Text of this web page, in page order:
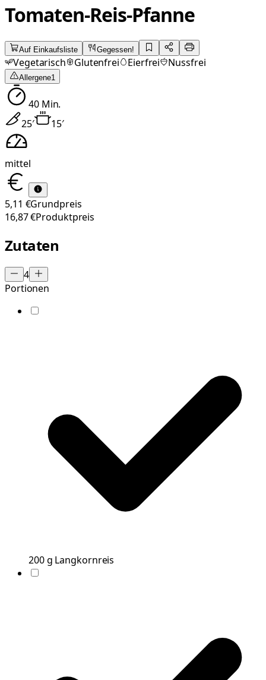
Tomaten-Reis-Pfanne
Auf Einkaufsliste Gegessen!
Vegetarisch Glutenfrei Eierfrei Nussfrei
Allergene1
40Min.
25′ 15′
mittel
5,11 €Grundpreis
16,87 €Produktpreis
Zutaten
4
Portionen
200g Langkornreis